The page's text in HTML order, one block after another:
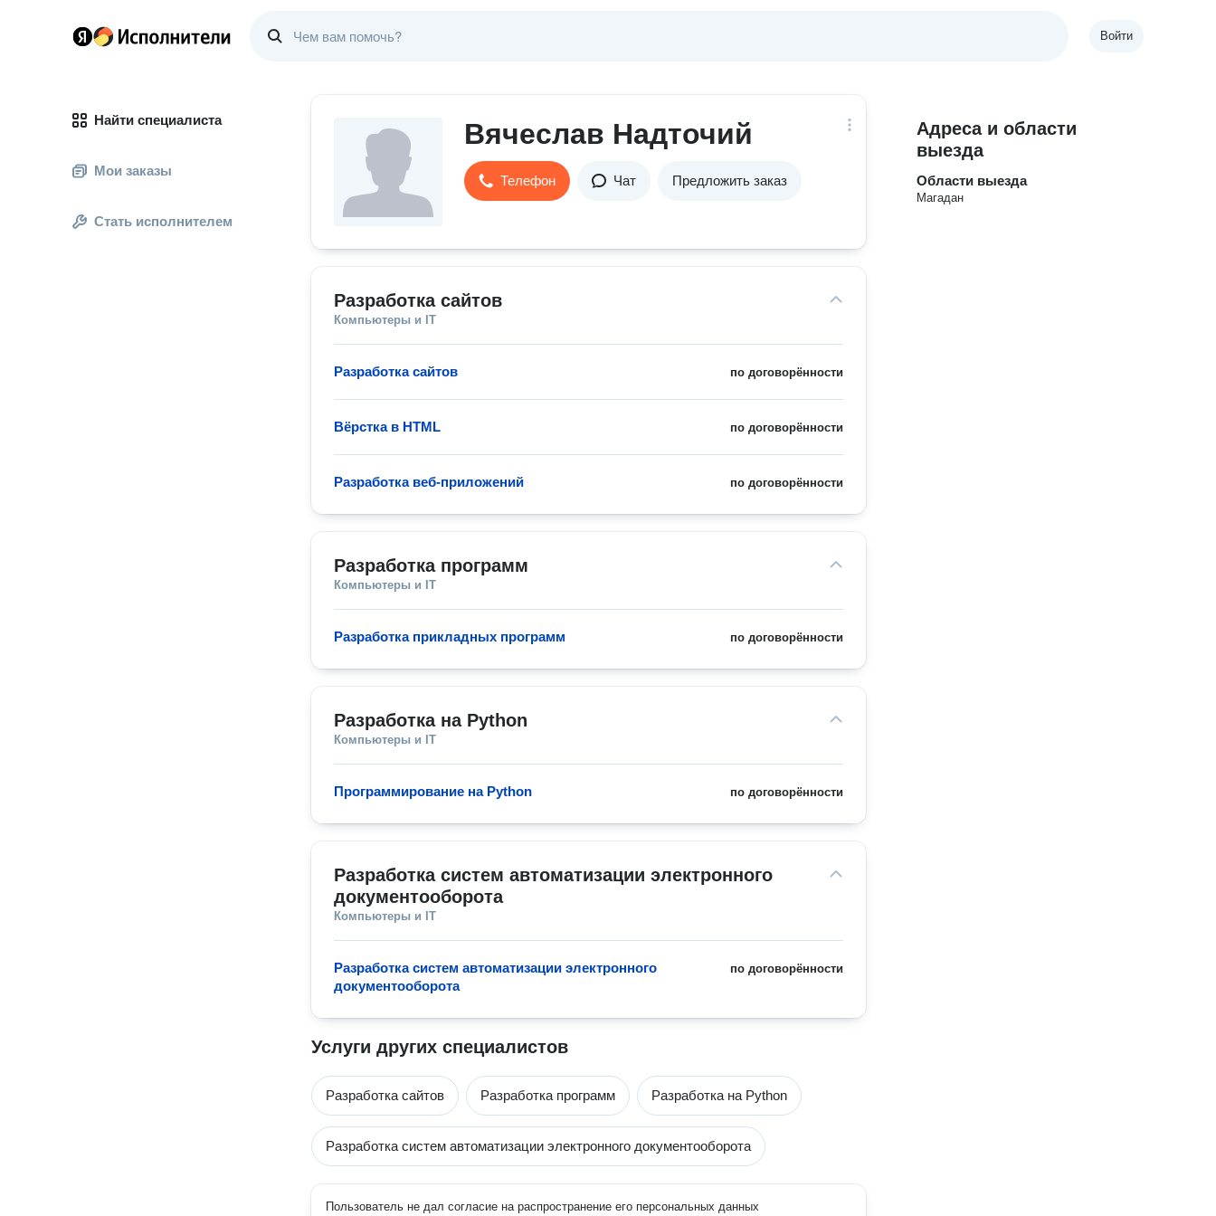
Войти
Найти специалиста
Мои заказы
Стать исполнителем
Вячеслав Надточий
Телефон Чат Предложить заказ
Разработка сайтов
Компьютеры и IT
по договорённости
Разработка сайтов
по договорённости
Вёрстка в HTML
по договорённости
Разработка веб-приложений
Разработка программ
Компьютеры и IT
по договорённости
Разработка прикладных программ
Разработка на Python
Компьютеры и IT
по договорённости
Программирование на Python
Разработка систем автоматизации электронного
документооборота
Компьютеры и IT
по договорённости
Разработка систем автоматизации электронного
документооборота
Услуги других специалистов
Разработка сайтов Разработка программ Разработка на Python
Разработка систем автоматизации электронного документооборота
Пользователь не дал согласие на распространение его персональных данных
Адреса и области
выезда
Области выезда
Магадан